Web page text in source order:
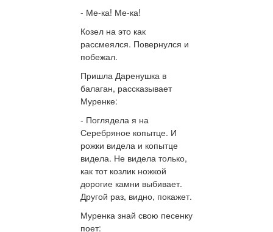
- Ме-ка! Ме-ка!
Козел на это как
рассмеялся. Повернулся и
побежал.
Пришла Даренушка в
балаган, рассказывает
Муренке:
- Поглядела я на
Серебряное копытце. И
рожки видела и копытце
видела. Не видела только,
как тот козлик ножкой
дорогие камни выбивает.
Другой раз, видно, покажет.
Муренка знай свою песенку
поет: